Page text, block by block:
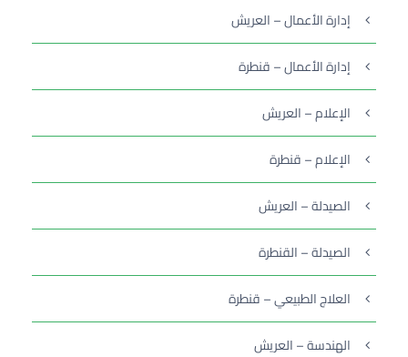
إدارة الأعمال – العريش
إدارة الأعمال – قنطرة
الإعلام – العريش
الإعلام – قنطرة
الصيدلة – العريش
الصيدلة – القنطرة
العلاج الطبيعي – قنطرة
الهندسة – العريش